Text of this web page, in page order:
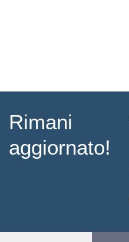
Rimani
aggiornato!